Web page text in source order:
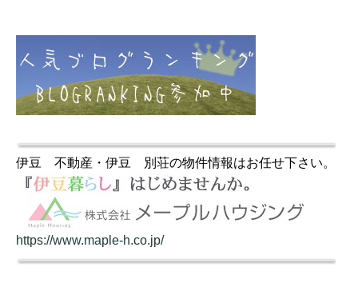
伊豆 不動産・伊豆 別荘の物件情報はお任せ下さい。
https://www.maple-h.co.jp/